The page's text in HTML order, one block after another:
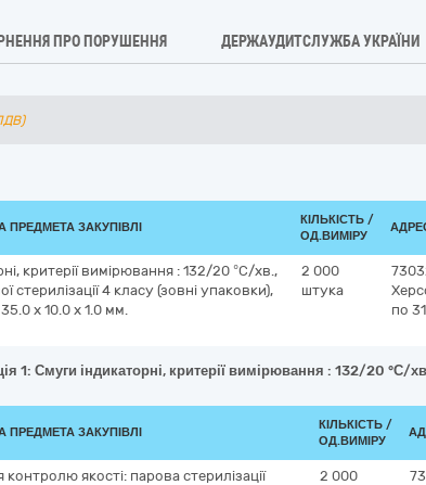
ПРО ПОРУШЕННЯ ДЕРЖАУДИТСЛУЖБА УКРАЇНИ
ПРЕДМЕТА ЗАКУПІВЛІ
КІЛЬКІСТЬ /
ОД.ВИМІРУ
критерії вимірювання : 132/20 °С/хв.,
стерилізації 4 класу (зовні упаковки),
x 10.0 x 1.0 мм.
2 000
штука
по
1: Смуги індикаторні, критерії вимірювання : 132/20 °С/
ПРЕДМЕТА ЗАКУПІВЛІ
КІЛЬКІСТЬ /
ОД.ВИМІРУ
контролю якості: парова стерилізації
2 000